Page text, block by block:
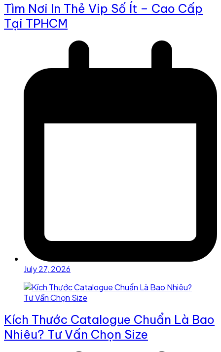
Tìm Nơi In Thẻ Vip Số Ít – Cao Cấp
Tại TPHCM
July 27, 2026
Kích Thước Catalogue Chuẩn Là Bao
Nhiêu? Tư Vấn Chọn Size